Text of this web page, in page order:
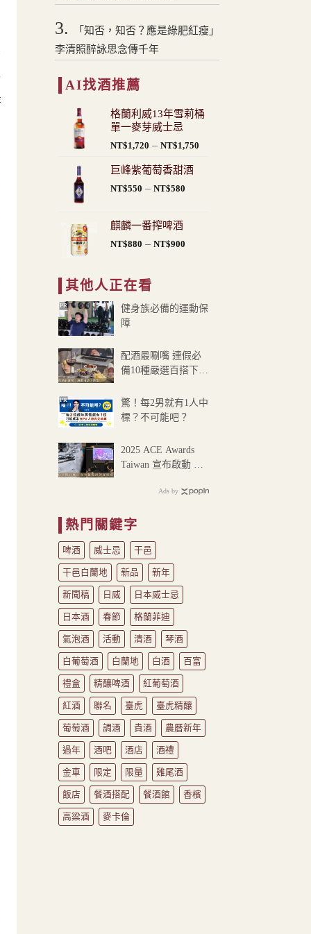
3.
「知否，知否？應是綠肥紅瘦」
李清照醉詠思念傳千年
AI找酒推薦
格蘭利威13年雪莉桶
單一麥芽威士忌
NT$1,720 – NT$1,750價
巨峰紫葡萄香甜酒
NT$550 – NT$580價
NT$550
麒麟一番搾啤酒
NT$880 – NT$900價
NT$880
到
其他人正在看
健身族必備的運動保
障
PR
配酒最唰嘴 連假必
備10種嚴選百搭下酒
驚！每2男就有1人中
標？不可能吧？
PR
2025 ACE Awards
Taiwan 宣布啟動 ，
Ads by
熱門關鍵字
啤酒 威士忌 干邑
干邑白蘭地 新品 新年
新聞稿 日威 日本威士忌
日本酒 春節 格蘭菲迪
氣泡酒 活動 清酒 琴酒
白葡萄酒 白蘭地 白酒 百富
禮盒 精釀啤酒 紅葡萄酒
紅酒 聯名 臺虎 臺虎精釀
葡萄酒 調酒 貴酒 農曆新年
過年 酒吧 酒店 酒禮
金車 限定 限量 雞尾酒
飯店 餐酒搭配 餐酒館 香檳
高粱酒 麥卡倫